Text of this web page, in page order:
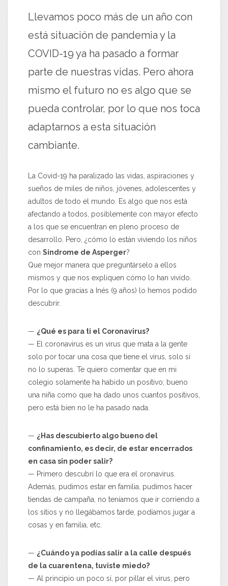
Llevamos poco más de un año con
está situación de pandemia y la
COVID-19 ya ha pasado a formar
parte de nuestras vidas. Pero ahora
mismo el futuro no es algo que se
pueda controlar, por lo que nos toca
adaptarnos a esta situación
cambiante.
La Covid-19 ha paralizado las vidas, aspiraciones y
sueños de miles de niños, jóvenes, adolescentes y
adultos de todo el mundo. Es algo que nos está
afectando a todos, posiblemente con mayor efecto
a los que se encuentran en pleno proceso de
desarrollo. Pero, ¿cómo lo están viviendo los niños
con Síndrome de Asperger?
Que mejor manera que preguntárselo a ellos
mismos y que nos expliquen cómo lo han vivido.
Por lo que gracias a Inés (9 años) lo hemos podido
descubrir.
— ¿Qué es para ti el Coronavirus?
— El coronavirus es un virus que mata a la gente
solo por tocar una cosa que tiene el virus, solo si
no lo superas. Te quiero comentar que en mi
colegio solamente ha habido un positivo; bueno
una niña como que ha dado unos cuantos positivos,
pero está bien no le ha pasado nada.
— ¿Has descubierto algo bueno del
confinamiento, es decir, de estar encerrados
en casa sin poder salir?
— Primero descubrí lo que era el oronavirus.
Además, pudimos estar en familia, pudimos hacer
tiendas de campaña, no teníamos que ir corriendo a
los sitios y no llegábamos tarde, podíamos jugar a
cosas y en familia, etc.
— ¿Cuándo ya podías salir a la calle después
de la cuarentena, tuviste miedo?
— Al principio un poco sí, por pillar el virus, pero